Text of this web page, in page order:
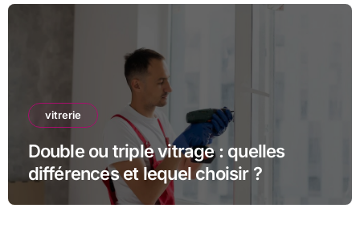
vitrerie
Double ou triple vitrage : quelles
différences et lequel choisir ?